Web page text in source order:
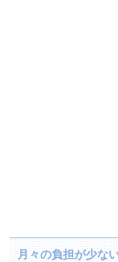
月々の負担が少な